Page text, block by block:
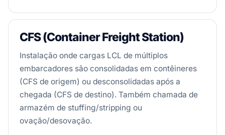
CFS (Container Freight Station)
Instalação onde cargas LCL de múltiplos
embarcadores são consolidadas em contêineres
(CFS de origem) ou desconsolidadas após a
chegada (CFS de destino). Também chamada de
armazém de stuffing/stripping ou
ovação/desovação.